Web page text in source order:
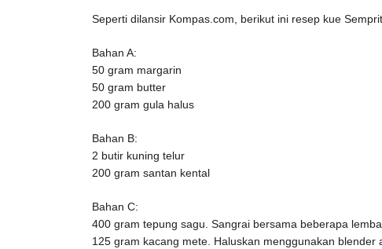
Seperti dilansir Kompas.com, berikut ini resep kue
Bahan A:
50 gram margarin
50 gram butter
200 gram gula halus
Bahan B:
2 butir kuning telur
200 gram santan kental
Bahan C:
400 gram tepung sagu. Sangrai bersama beberapa
125 gram kacang mete. Haluskan menggunakan blender